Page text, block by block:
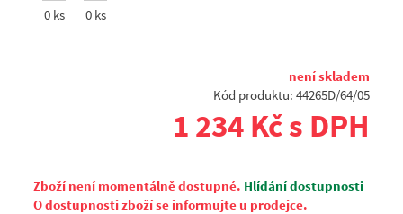
0 ks
0 ks
není skladem
Kód produktu: 44265D/64/05
1 234 Kč s DPH
Zboží není momentálně dostupné. Hlídání dostupnosti
O dostupnosti zboží se informujte u prodejce.